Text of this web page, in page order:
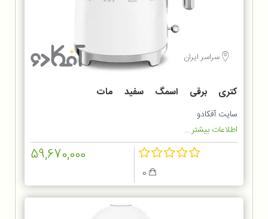
سراسر ایران
کتری برقی اسمگ سفید مات
KLF03WHMEU
سایت آفکادو
اطلاعات بیشتر...
59,670,000